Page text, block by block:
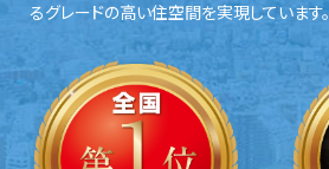
るグレードの高い住空間を実現しています。